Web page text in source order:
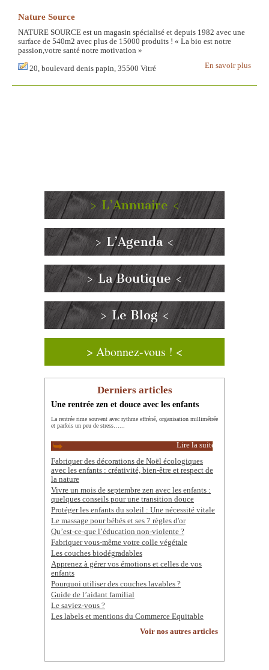
Nature Source
NATURE SOURCE est un magasin spécialisé et depuis 1982 avec une
surface de 540m2 avec plus de 15000 produits ! « La bio est notre
passion,votre santé notre motivation »
En savoir plus
20, boulevard denis papin, 35500 Vitré
> L’Annuaire <
> L’Agenda <
> La Boutique <
> Le Blog <
> Abonnez-vous ! <
Derniers articles
Une rentrée zen et douce avec les enfants
La rentrée rime souvent avec rythme effréné, organisation millimétrée
et parfois un peu de stress…...
Lire la suite
Fabriquer des décorations de Noël écologiques
avec les enfants : créativité, bien-être et respect de
la nature
Vivre un mois de septembre zen avec les enfants :
quelques conseils pour une transition douce
Protéger les enfants du soleil : Une nécessité vitale
Le massage pour bébés et ses 7 règles d'or
Qu’est-ce-que l’éducation non-violente ?
Fabriquer vous-même votre colle végétale
Les couches biodégradables
Apprenez à gérer vos émotions et celles de vos
enfants
Pourquoi utiliser des couches lavables ?
Guide de l’aidant familial
Le saviez-vous ?
Les labels et mentions du Commerce Equitable
Voir nos autres articles